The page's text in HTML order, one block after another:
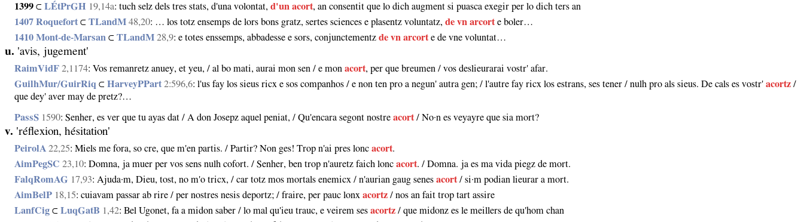
1399 ⊂LÉtPrGH 19,14a: tuch selz dels tres stats, d'una volontat,d'un acort, an consentit que lo dich augment si puasca exegir per lo dich ters an
1407 Roquefort ⊂TLandM 48,20: … los totz ensemps de lors bons gratz, sertes sciences e plasentz voluntatz,de vn arcorte boler…
1410 Mont‑de‑Marsan ⊂TLandM 28,9: e totes enssemps, abbadesse e sors, conjunctementzde vn arcorte de vne voluntat…
u. 'avis, jugement'
RaimVidF 2,1174: Vos remanretz anuey, et yeu, / al bo mati, aurai mon sen / e monacort, per que breumen / vos deslieurarai vostr' afar.
GuilhMur/GuirRiq ⊂HarveyPPart 2:596,6: l'us fay los sieus ricx e sos companhos / e non ten pro a negun' autra gen; / l'autre fay ricx los estrans, ses tener / nulh pro als sieus. De cals es vostr'acortz /
que dey' aver may de pretz?…
PassS 1590: Senher, es ver que tu ayas dat / A don Josepz aquel peniat, / Qu'encara segont nostreacort/ No·n es veyayre que sia mort?
v. 'réflexion, hésitation'
PeirolA 22,25: Miels me fora, so cre, que m'en partis. / Partir? Non ges! Trop n'ai pres loncacort.
AimPegSC 23,10: Domna, ja muer per vos sens nulh cofort. / Senher, ben trop n'auretz faich loncacort. / Domna. ja es ma vida piegz de mort.
FalqRomAG 17,93: Ajuda·m, Dieu, tost, no m'o tricx, / car totz mos mortals enemicx / n'aurian gaug senesacort/ si·m podian lieurar a mort.
AimBelP 18,15: cuiavam passar ab rire / per nostres nesis deportz; / fraire, per pauc lonxacortz / nos an fait trop tart assire
LanfCig ⊂LuqGatB 1,42: Bel Ugonet, fa a midon saber / lo mal qu'ieu trauc, e veirem sesacortz / que midonz es le meillers de qu'hom chan